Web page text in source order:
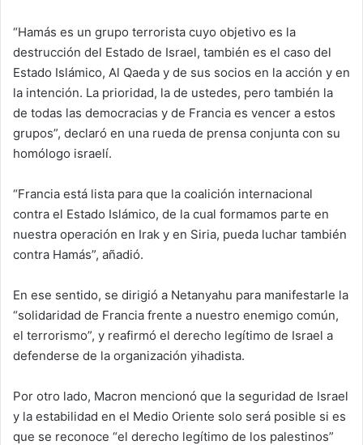
“Hamás es un grupo terrorista cuyo objetivo es la
destrucción del Estado de Israel, también es el caso del
Estado Islámico, Al Qaeda y de sus socios en la acción y en
la intención. La prioridad, la de ustedes, pero también la
de todas las democracias y de Francia es vencer a estos
grupos”, declaró en una rueda de prensa conjunta con su
homólogo israelí.
“Francia está lista para que la coalición internacional
contra el Estado Islámico, de la cual formamos parte en
nuestra operación en Irak y en Siria, pueda luchar también
contra Hamás”, añadió.
En ese sentido, se dirigió a Netanyahu para manifestarle la
“solidaridad de Francia frente a nuestro enemigo común,
el terrorismo”, y reafirmó el derecho legítimo de Israel a
defenderse de la organización yihadista.
Por otro lado, Macron mencionó que la seguridad de Israel
y la estabilidad en el Medio Oriente solo será posible si es
que se reconoce “el derecho legítimo de los palestinos”